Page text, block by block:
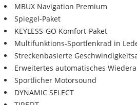
MBUX Navigation Premium
Spiegel-Paket
KEYLESS-GO Komfort-Paket
Multifunktions-Sportlenkrad in
Streckenbasierte
Erweitertes automatisches
Sportlicher Motorsound
DYNAMIC SELECT